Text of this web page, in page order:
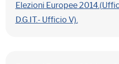
Elezioni Europee
D.G.IT.- Ufficio V).